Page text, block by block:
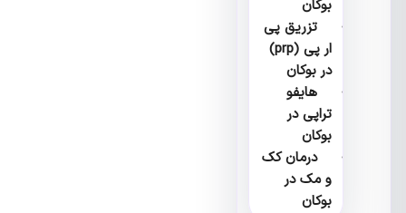
بوکان
تزریق پی
ار پی (prp)
در بوکان
هایفو
تراپی در
بوکان
درمان کک
و مک در
بوکان